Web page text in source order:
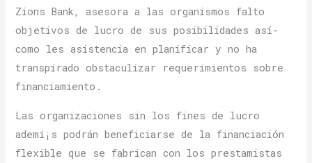
Zions Bank, asesora a las organismos falto
objetivos de lucro de sus posibilidades así­
como les asistencia en planificar y no ha
transpirado obstaculizar requerimientos sobre
financiamiento.
Las organizaciones sin los fines de lucro
ademí¡s podrán beneficiarse de la financiación
flexible que se fabrican con los prestamistas